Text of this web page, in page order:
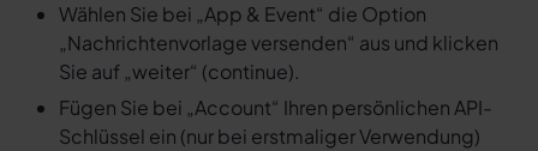
Wählen Sie bei „App & Event“ die Option
„Nachrichtenvorlage versenden“ aus und klicken
Sie auf „weiter“ (continue).
Fügen Sie bei „Account“ Ihren persönlichen API-
Schlüssel ein (nur bei erstmaliger Verwendung)